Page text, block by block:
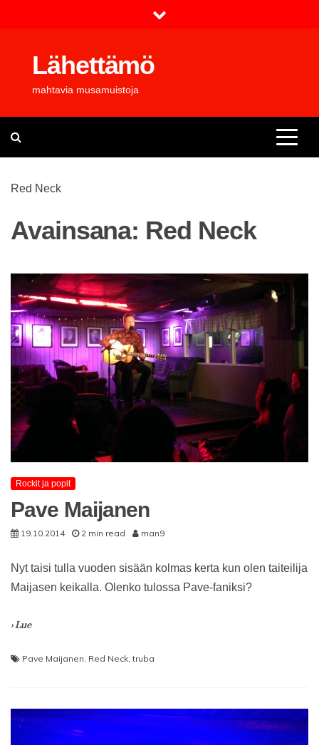
Lähettämö
mahtavia musamuistoja
Red Neck
Avainsana: Red Neck
Rockit ja popit
Pave Maijanen
19.10.2014 2 min read man9
Nyt taisi tulla vuoden sisään kolmas kerta kun olen taiteilija
Maijasen keikalla. Olenko tulossa Pave-faniksi?
› Lue
Pave Maijanen Red Neck ,truba